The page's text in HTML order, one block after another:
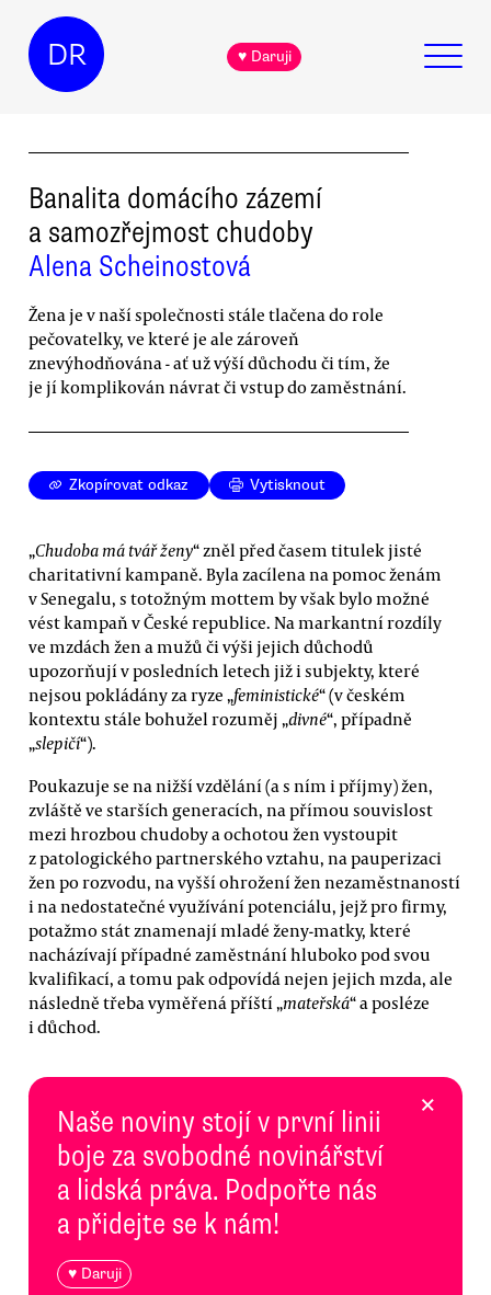
DR ♥ Daruji
Banalita domácího zázemí
a samozřejmost chudoby
Alena Scheinostová
Žena je v naší společnosti stále tlačena do role
pečovatelky, ve které je ale zároveň
znevýhodňována - ať už výší důchodu či tím, že
je jí komplikován návrat či vstup do zaměstnání.
Zkopírovat odkaz Vytisknout
„Chudoba má tvář ženy“ zněl před časem titulek jisté
charitativní kampaně. Byla zacílena na pomoc ženám
v Senegalu, s totožným mottem by však bylo možné
vést kampaň v České republice. Na markantní rozdíly
ve mzdách žen a mužů či výši jejich důchodů
upozorňují v posledních letech již i subjekty, které
nejsou pokládány za ryze „feministické“ (v českém
kontextu stále bohužel rozuměj „divné“, případně
„slepičí“).
Poukazuje se na nižší vzdělání (a s ním i příjmy) žen,
zvláště ve starších generacích, na přímou souvislost
mezi hrozbou chudoby a ochotou žen vystoupit
z patologického partnerského vztahu, na pauperizaci
žen po rozvodu, na vyšší ohrožení žen nezaměstnaností
i na nedostatečné využívání potenciálu, jejž pro firmy,
potažmo stát znamenají mladé ženy-matky, které
nacházívají případné zaměstnání hluboko pod svou
kvalifikací, a tomu pak odpovídá nejen jejich mzda, ale
následně třeba vyměřená příští „mateřská“ a posléze
i důchod.
Naše noviny stojí v první linii
boje za svobodné novinářství
a lidská práva. Podpořte nás
a přidejte se k nám!
♥ Daruji
×